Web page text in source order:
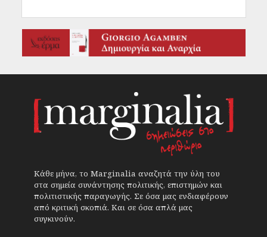
Κάθε μήνα, το Marginalia αναζητά την ύλη του
στα σημεία συνάντησης πολιτικής, επιστημών και
πολιτιστικής παραγωγής. Σε όσα μας ενδιαφέρουν
από κριτική σκοπιά. Και σε όσα απλά μας
συγκινούν.